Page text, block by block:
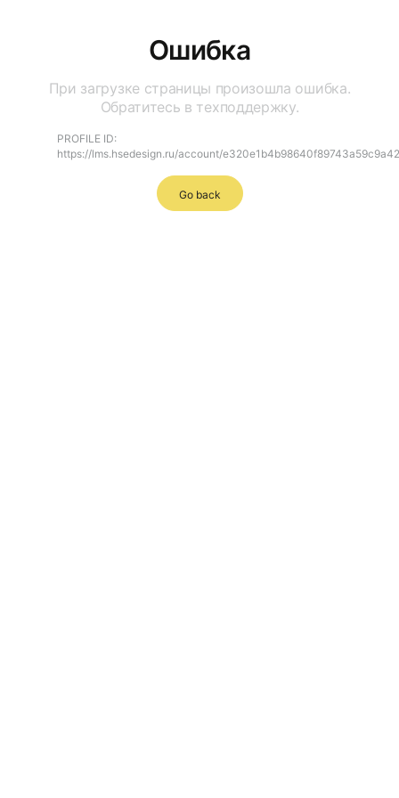
Ошибка
При загрузке страницы произошла ошибка.
Обратитесь в техподдержку.
PROFILE ID:
https://lms.hsedesign.ru/account/
Go back